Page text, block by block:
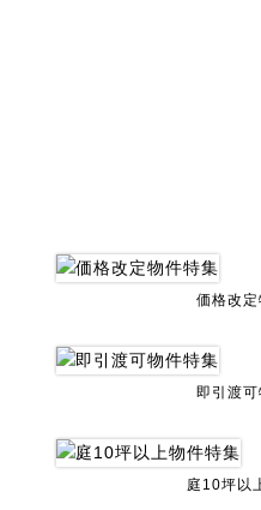
価格改
即引渡
庭10坪以